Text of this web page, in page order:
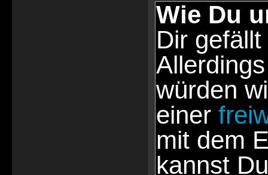
Wie Du
Dir
würden
einer
mit dem
kannst